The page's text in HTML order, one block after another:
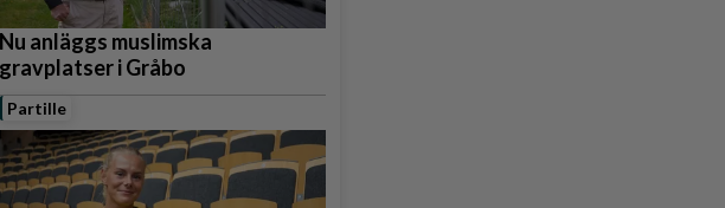
Nu anläggs muslimska
gravplatser i Gråbo
Partille